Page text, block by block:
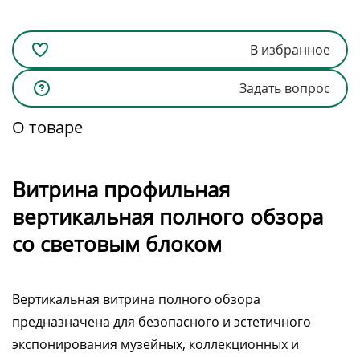
В избранное
Задать вопрос
О товаре
Витрина профильная
вертикальная полного обзора
со световым блоком
Вертикальная витрина полного обзора
предназначена для безопасного и эстетичного
экспонирования музейных, коллекционных и